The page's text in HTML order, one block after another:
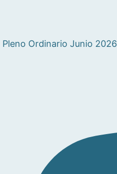
Pleno Ordinario Junio 2026